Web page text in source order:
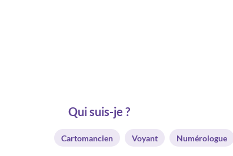
Qui suis-je ?
Cartomancien Voyant Numérologue